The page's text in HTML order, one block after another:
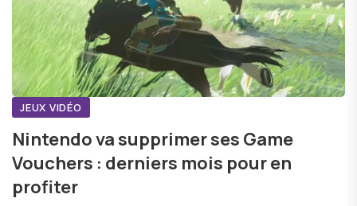
JEUX VIDÉO
Nintendo va supprimer ses Game
Vouchers : derniers mois pour en
profiter